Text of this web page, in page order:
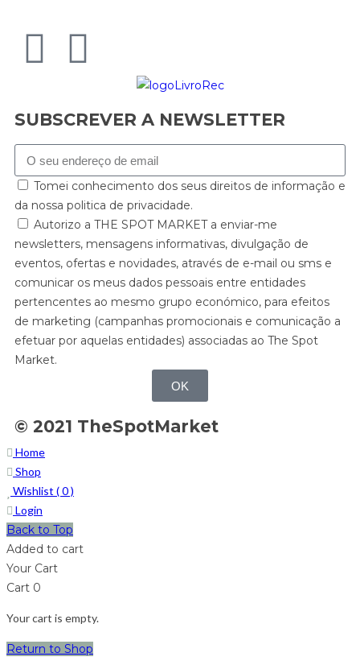
SUBSCREVER A NEWSLETTER
Tomei conhecimento dos seus direitos de informação e
da nossa politica de privacidade.
Autorizo a THE SPOT MARKET a enviar-me
newsletters, mensagens informativas, divulgação de
eventos, ofertas e novidades, através de e-mail ou sms e
comunicar os meus dados pessoais entre entidades
pertencentes ao mesmo grupo económico, para efeitos
de marketing (campanhas promocionais e comunicação a
efetuar por aquelas entidades) associadas ao The Spot
Market.
OK
© 2021 TheSpotMarket
Home
Shop
Wishlist (0)
Login
Back to Top
Added to cart
Your Cart
Cart 0
Your cart is empty.
Return to Shop